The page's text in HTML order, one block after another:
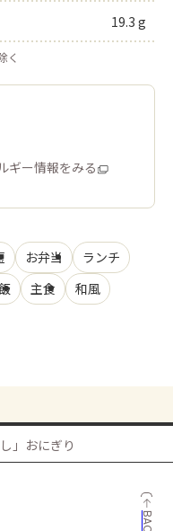
19.3 g
く
ギー情報をみる
お弁当
ランチ
主食
和風
」おにぎり